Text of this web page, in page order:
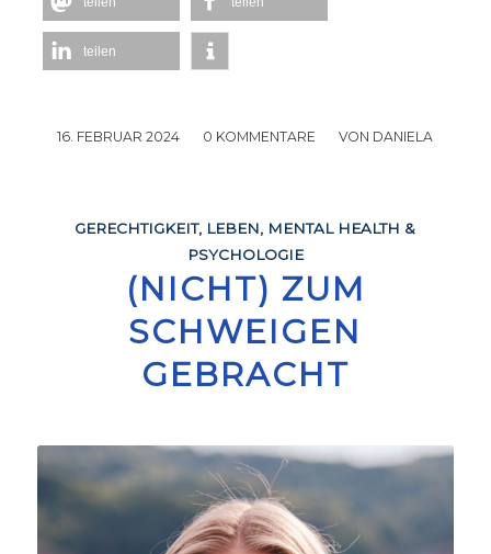
teilen
16. FEBRUAR 2024
/ 0 KOMMENTARE
/ VON DANIELA
GERECHTIGKEIT, LEBEN, MENTAL HEALTH &
PSYCHOLOGIE
(NICHT) ZUM
SCHWEIGEN
GEBRACHT